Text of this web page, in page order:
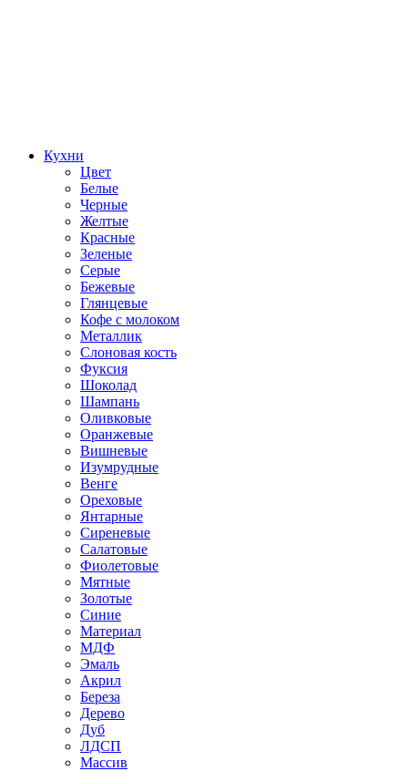
Кухни
Цвет
Белые
Черные
Желтые
Красные
Зеленые
Серые
Бежевые
Глянцевые
Кофе с молоком
Металлик
Слоновая кость
Фуксия
Шоколад
Шампань
Оливковые
Оранжевые
Вишневые
Изумрудные
Венге
Ореховые
Янтарные
Сиреневые
Салатовые
Фиолетовые
Мятные
Золотые
Синие
Материал
МДФ
Эмаль
Акрил
Береза
Дерево
Дуб
ЛДСП
Массив